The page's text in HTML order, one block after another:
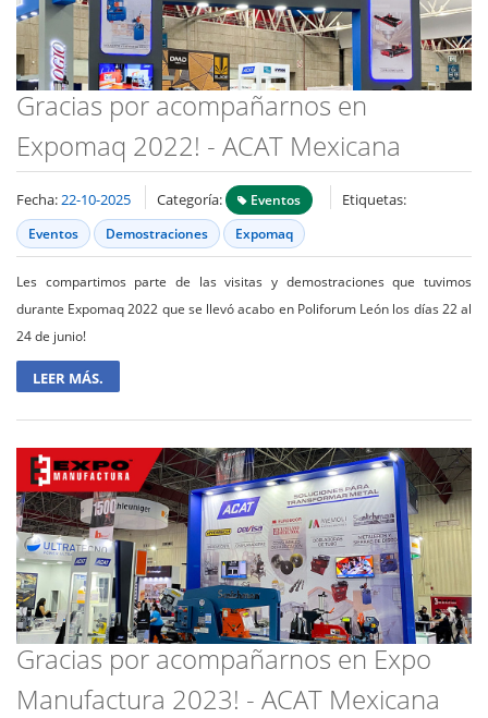
Gracias por acompañarnos en
Expomaq 2022! - ACAT Mexicana
Fecha:22-10-2025 Categoría: Eventos Etiquetas:
Eventos Demostraciones Expomaq
Les compartimos parte de las visitas y demostraciones que tuvimos
durante Expomaq 2022 que se llevó acabo en Poliforum León los días 22 al
24 de junio!
LEER MÁS.
Gracias por acompañarnos en Expo
Manufactura 2023! - ACAT Mexicana